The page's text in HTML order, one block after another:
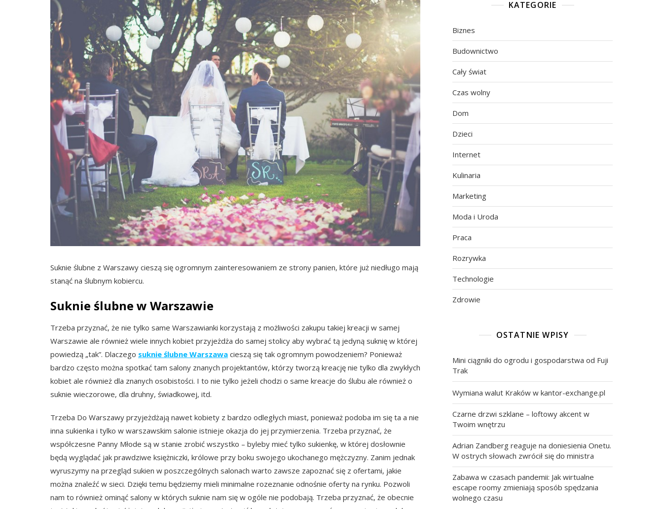
Suknie ślubne z Warszawy cieszą się ogromnym zainteresowaniem ze strony panien, które już niedługo mają
stanąć na ślubnym kobiercu.
Suknie ślubne w Warszawie
Trzeba przyznać, że nie tylko same Warszawianki korzystają z możliwości zakupu takiej kreacji w samej
Warszawie ale również wiele innych kobiet przyjeżdża do samej stolicy aby wybrać tą jedyną suknię w której
powiedzą „tak”. Dlaczego suknie ślubne Warszawa cieszą się tak ogromnym powodzeniem? Ponieważ
bardzo często można spotkać tam salony znanych projektantów, którzy tworzą kreację nie tylko dla zwykłych
kobiet ale również dla znanych osobistości. I to nie tylko jeżeli chodzi o same kreacje do ślubu ale również o
suknie wieczorowe, dla druhny, świadkowej, itd.
Trzeba Do Warszawy przyjeżdżają nawet kobiety z bardzo odległych miast, ponieważ podoba im się ta a nie
inna sukienka i tylko w warszawskim salonie istnieje okazja do jej przymierzenia. Trzeba przyznać, że
współczesne Panny Młode są w stanie zrobić wszystko – byleby mieć tylko sukienkę, w której dosłownie
będą wyglądać jak prawdziwe księżniczki, królowe przy boku swojego ukochanego mężczyzny. Zanim jednak
wyruszymy na przegląd sukien w poszczególnych salonach warto zawsze zapoznać się z ofertami, jakie
można znaleźć w sieci. Dzięki temu będziemy mieli minimalne rozeznanie odnośnie oferty na rynku. Pozwoli
nam to również ominąć salony w których suknie nam się w ogóle nie podobają. Trzeba przyznać, że obecnie
KATEGORIE
Biznes
Budownictwo
Cały świat
Czas wolny
Dom
Dzieci
Internet
Kulinaria
Marketing
Moda i Uroda
Praca
Rozrywka
Technologie
Zdrowie
OSTATNIE WPISY
Mini ciągniki do ogrodu i gospodarstwa od Fuji
Trak
Wymiana walut Kraków w kantor-exchange.pl
Czarne drzwi szklane – loftowy akcent w
Twoim wnętrzu
Adrian Zandberg reaguje na doniesienia Onetu.
W ostrych słowach zwrócił się do ministra
Zabawa w czasach pandemii: Jak wirtualne
escape roomy zmieniają sposób spędzania
wolnego czasu